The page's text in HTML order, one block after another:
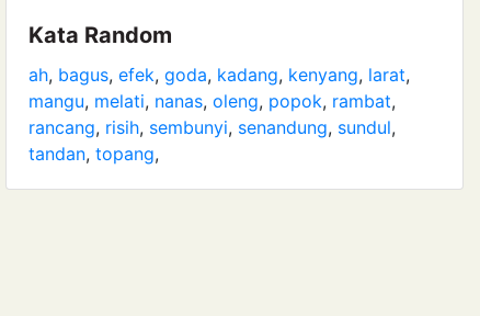
Kata Random
ah, bagus, efek, goda, kadang, kenyang, larat,
mangu, melati, nanas, oleng, popok, rambat,
rancang, risih, sembunyi, senandung, sundul,
tandan, topang,